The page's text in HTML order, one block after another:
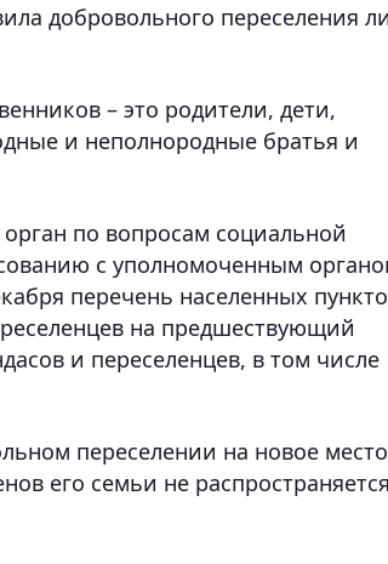
добровольного переселения
– это родители, дети,
и неполнородные братья и
по вопросам социальной
с уполномоченным
перечень населенных
на предшествующий
и переселенцев, в том числе
переселении на новое место
его семьи не